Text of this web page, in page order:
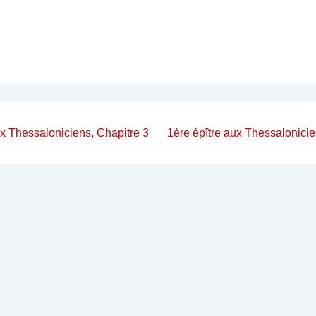
Thessaloniciens, Chapitre 3
Next
1ère épître aux